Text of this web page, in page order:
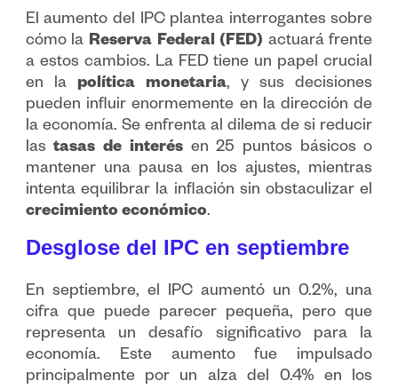
El aumento del IPC plantea interrogantes sobre
cómo la Reserva Federal (FED) actuará frente
a estos cambios. La FED tiene un papel crucial
en la política monetaria, y sus decisiones
pueden influir enormemente en la dirección de
la economía. Se enfrenta al dilema de si reducir
lastasas de interésen 25 puntos básicos o
mantener una pausa en los ajustes, mientras
intenta equilibrar la inflación sin obstaculizar el
crecimiento económico.
Desglose del IPC en septiembre
En septiembre, el IPC aumentó un 0.2%, una
cifra que puede parecer pequeña, pero que
representa un desafío significativo para la
economía. Este aumento fue impulsado
principalmente por un alza del 0.4% en los